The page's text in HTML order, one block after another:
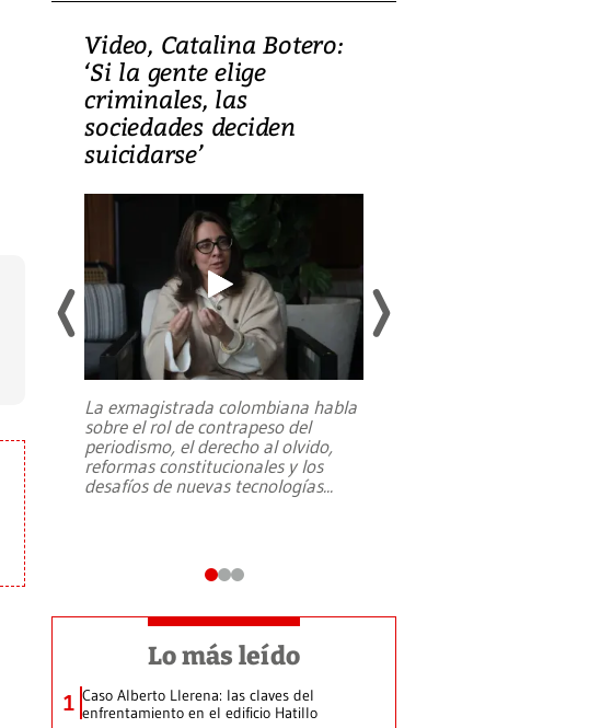
Video, Catalina Botero:
‘Si la gente elige
criminales, las
sociedades deciden
suicidarse’
La exmagistrada colombiana habla
sobre el rol de contrapeso del
periodismo, el derecho al olvido,
reformas constitucionales y los
desafíos de nuevas tecnologías...
Lo más leído
1 Caso Alberto Llerena: las claves del
enfrentamiento en el edificio Hatillo